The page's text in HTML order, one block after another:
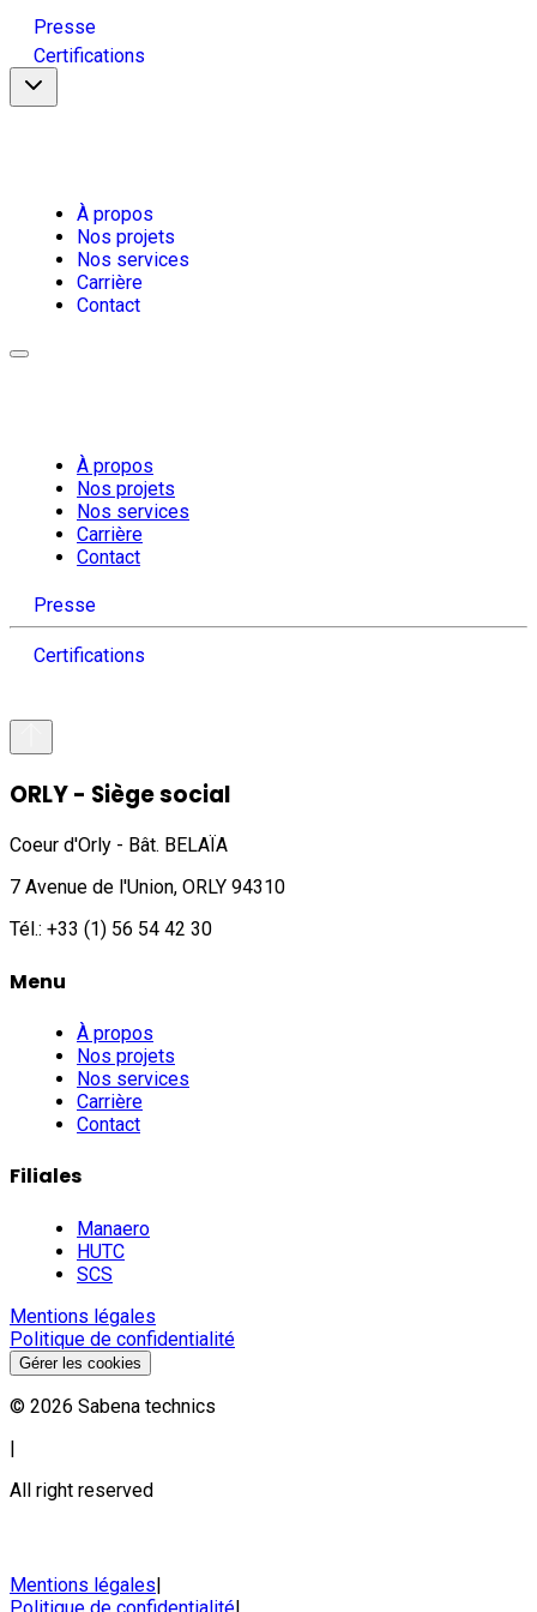
Presse
Certifications
À propos
Nos projets
Nos services
Carrière
Contact
À propos
Nos projets
Nos services
Carrière
Contact
Presse
Certifications
ORLY - Siège social
Coeur d'Orly - Bât. BELAÏA
7 Avenue de l'Union, ORLY 94310
Tél.: +33 (1) 56 54 42 30
Menu
À propos
Nos projets
Nos services
Carrière
Contact
Filiales
Manaero
HUTC
SCS
Mentions légales
Politique de confidentialité
Gérer les cookies
© 2026 Sabena technics
|
All right reserved
Mentions légales|
Politique de confidentialité|